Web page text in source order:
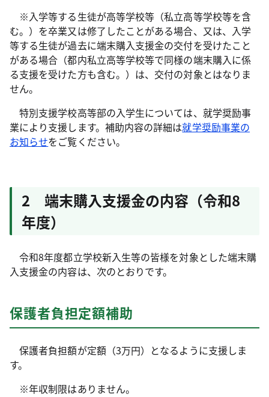
※入学等する生徒が高等学校等（私立高等学校等を含
む。）を卒業又は修了したことがある場合、又は、入学
等する生徒が過去に端末購入支援金の交付を受けたこと
がある場合（都内私立高等学校等で同様の端末購入に係
る支援を受けた方も含む。）は、交付の対象とはなりま
せん。
特別支援学校高等部の入学生については、就学奨励事
業により支援します。補助内容の詳細は就学奨励事業の
お知らせをご覧ください。
2 端末購入支援金の内容（令和8
年度）
令和8年度都立学校新入生等の皆様を対象とした端末購
入支援金の内容は、次のとおりです。
保護者負担定額補助
保護者負担額が定額（3万円）となるように支援しま
す。
※年収制限はありません。